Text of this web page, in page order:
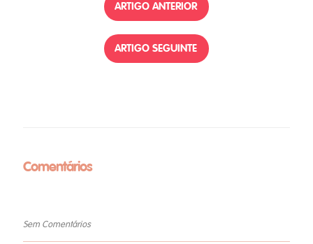
ARTIGO ANTERIOR
ARTIGO SEGUINTE
Comentários
Sem Comentários